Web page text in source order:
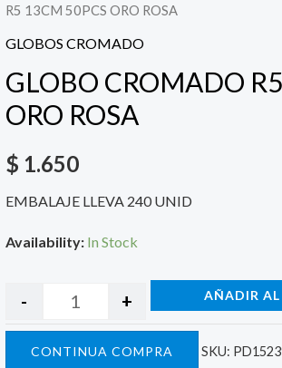
R5 13CM 50PCS ORO ROSA
GLOBOS CROMADO
GLOBO CROMADO
ORO ROSA
$ 1.650
EMBALAJE LLEVA 240 UNID
Availability: In Stock
- + AÑADIR
CONTINUA COMPRA SKU: